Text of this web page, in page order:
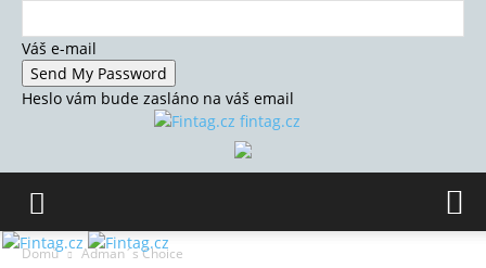
Váš e-mail
Heslo vám bude zasláno na váš email
fintag.cz
Domů Adman´s Choice